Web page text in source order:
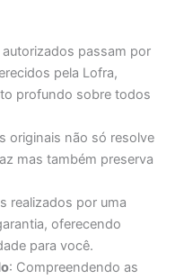
autorizados passam por
pela Lofra,
profundo sobre todos
originais não só resolve
mas também preserva
realizados por uma
oferecendo
para você.
: Compreendendo as